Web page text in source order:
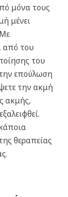
μόνα τους
μένει
από του
του
επούλωση
την ακμή
ακμής,
θεραπείας